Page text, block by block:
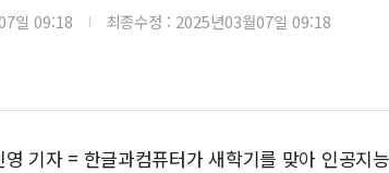
일 09:18 최종수정 : 2025년03월07일 09:18
기자 = 한글과컴퓨터가 새학기를 맞아 인공지